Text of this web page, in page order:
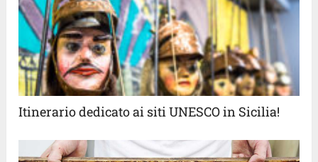
Itinerario dedicato ai siti UNESCO in Sicilia!